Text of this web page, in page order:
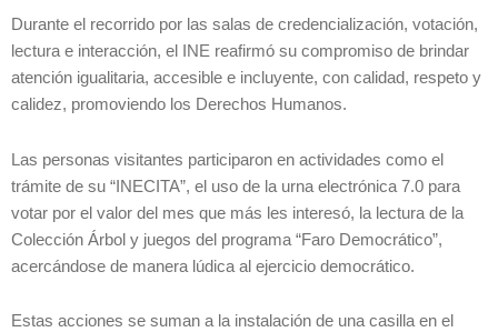
Durante el recorrido por las salas de credencialización, votación,
lectura e interacción, el INE reafirmó su compromiso de brindar
atención igualitaria, accesible e incluyente, con calidad, respeto y
calidez, promoviendo los Derechos Humanos.
Las personas visitantes participaron en actividades como el
trámite de su “INECITA”, el uso de la urna electrónica 7.0 para
votar por el valor del mes que más les interesó, la lectura de la
Colección Árbol y juegos del programa “Faro Democrático”,
acercándose de manera lúdica al ejercicio democrático.
Estas acciones se suman a la instalación de una casilla en el